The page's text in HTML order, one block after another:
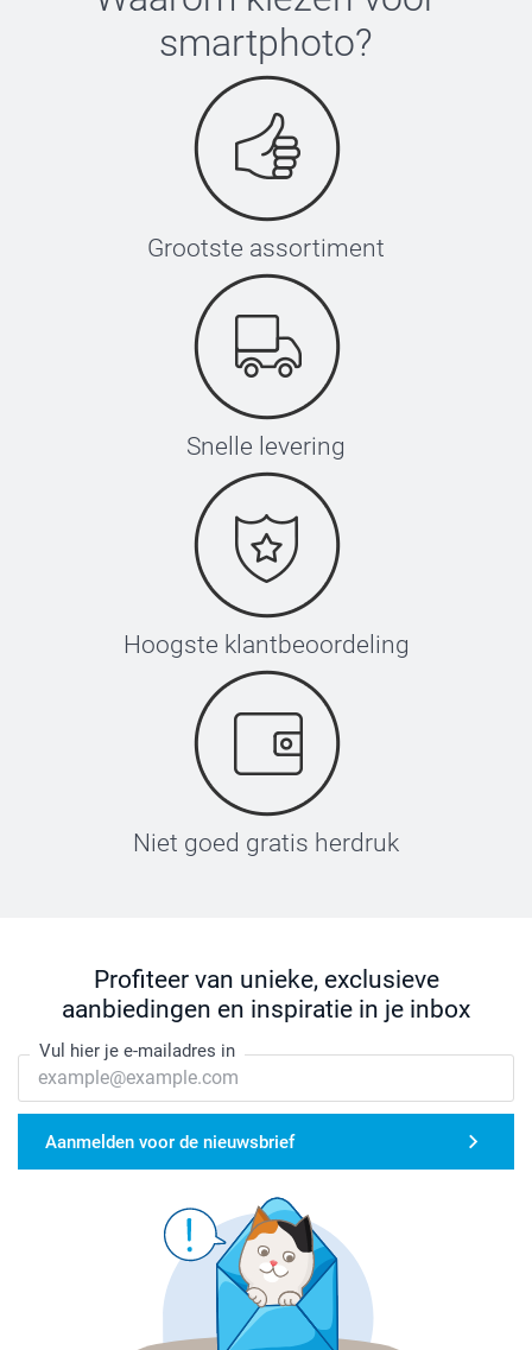
smartphoto?
Grootste assortiment
Snelle levering
Hoogste klantbeoordeling
Niet goed gratis herdruk
Profiteer van unieke, exclusieve
aanbiedingen en inspiratie in je inbox
Vul hier je e-mailadres in
Aanmelden voor de nieuwsbrief